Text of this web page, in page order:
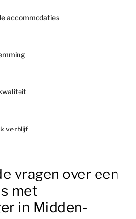
accommodaties
verblijf
vragen over een
met
in Midden-